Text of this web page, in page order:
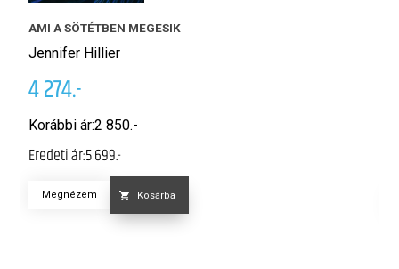
AMI A SÖTÉTBEN MEGESIK
Jennifer Hillier
4 274.-
Korábbi ár:2 850.-
Eredeti ár:5 699.-
Megnézem Kosárba